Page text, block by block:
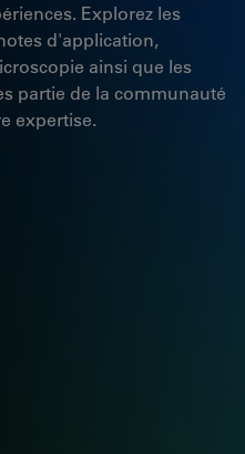
Explorez les
d'application,
ainsi que les
partie de la communauté
expertise.